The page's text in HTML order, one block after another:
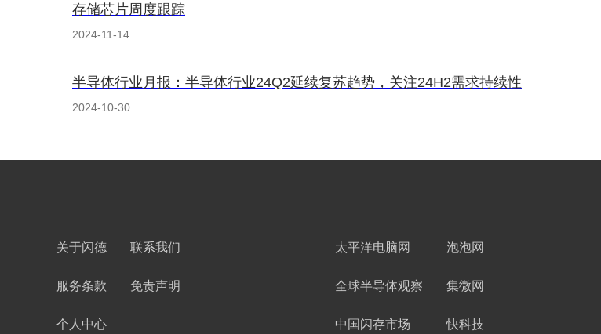
存储芯片周度跟踪
2024-11-14
半导体行业月报：半导体行业24Q2延续复苏趋势，关注24H2需求持续性
2024-10-30
关于闪德 联系我们
服务条款 免责声明
个人中心
太平洋电脑网 泡泡网
全球半导体观察 集微网
中国闪存市场 快科技